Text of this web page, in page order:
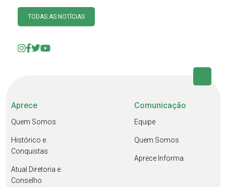
TODAS AS NOTÍCIAS
Aprece
Quem Somos
Histórico e
Conquistas
Atual Diretoria e
Conselho
Comunicação
Equipe
Quem Somos
Aprece Informa